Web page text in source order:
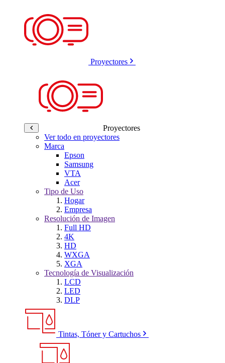
Proyectores
Proyectores
Ver todo en proyectores
Marca
Epson
Samsung
VTA
Acer
Tipo de Uso
Hogar
Empresa
Resolución de Imagen
Full HD
4K
HD
WXGA
XGA
Tecnología de Visualización
LCD
LED
DLP
Tintas, Tóner y Cartuchos